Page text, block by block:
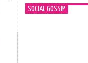
SOCIAL GOSSIP